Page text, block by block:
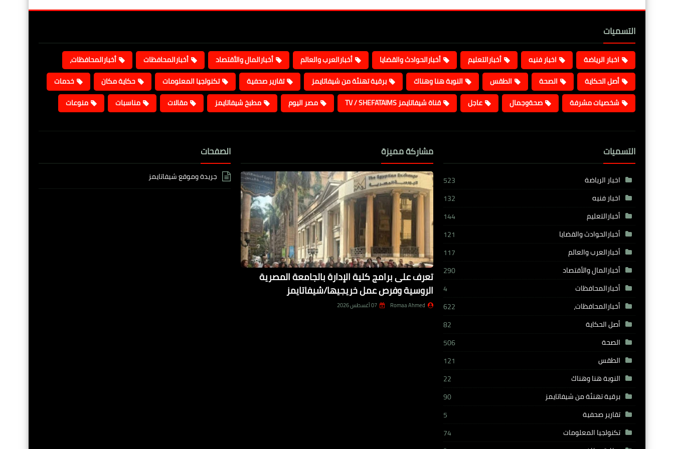
التسميات
اخبار الرياضة اخبار فنيه أخبارالتعليم أخبارالحوادث والقضايا أخبارالعرب والعالم أخبارالمال والأقتصاد أخبارالمحافظات
أخبارالمحافظات،
أصل الحكاية
الصحة الطقس النوبة هنا وهناك برقية تهنئة من شيفاتايمز تقارير صحفية تكنولجيا المعلومات حكاية مكان
خدمات
شخصيات مشرفة
صحةوجمال عاجل قناة شيفاتايمز TV / SHEFATAIMS مصر اليوم مطبخ شيفاتايمز مقالات مناسبات منوعات
التسميات
اخبار الرياضة
523
اخبار فنيه
132
أخبارالتعليم
144
أخبارالحوادث والقضايا
121
أخبارالعرب والعالم
117
أخبارالمال والأقتصاد
290
أخبارالمحافظات
4
أخبارالمحافظات،
622
أصل الحكاية
82
الصحة
506
الطقس
121
النوبة هنا وهناك
22
برقية تهنئة من شيفاتايمز
90
تقارير صحفية
5
تكنولجيا المعلومات
74
مشاركة مميزة
تعرف على برامج كلية الإدارة بالجامعة المصرية
الروسية وفرص عمل خريجيها/شيفاتايمز
Romaa Ahmed 07 أغسطس 2026
الصفحات
جريدة وموقع شيفاتايمز